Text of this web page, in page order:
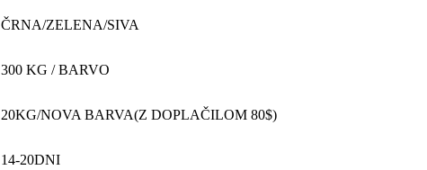
ČRNA/ZELENA/SIVA
300 KG / BARVO
20KG/NOVA BARVA(Z DOPLAČILOM 80$)
14-20DNI